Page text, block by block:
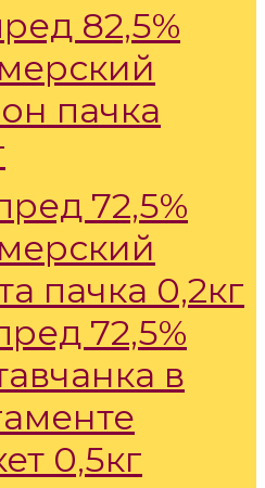
82,5%
пачка
72,5%
пачка 0,2кг
72,5%
в
0,5кг